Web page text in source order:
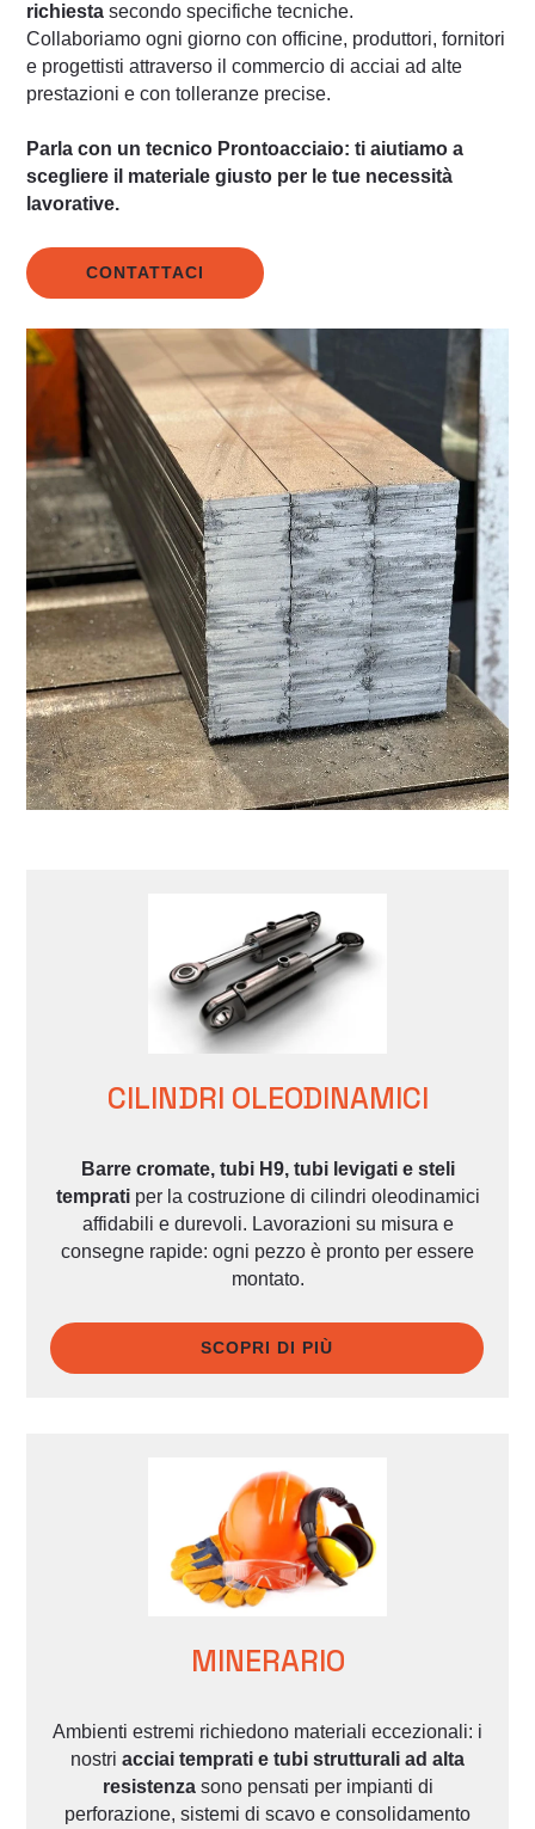
richiesta secondo specifiche tecniche.
Collaboriamo ogni giorno con officine, produttori, fornitori
e progettisti attraverso il commercio di acciai ad alte
prestazioni e con tolleranze precise.
Parla con un tecnico Prontoacciaio: ti aiutiamo a
scegliere il materiale giusto per le tue necessità
lavorative.
CONTATTACI
CILINDRI OLEODINAMICI
Barre cromate, tubi H9, tubi levigati e steli
tempratiper la costruzione di cilindri oleodinamici
affidabili e durevoli. Lavorazioni su misura e
consegne rapide: ogni pezzo è pronto per essere
montato.
SCOPRI DI PIÙ
MINERARIO
Ambienti estremi richiedono materiali eccezionali: i
nostri acciai temprati e tubi strutturali ad alta
resistenzasono pensati per impianti di
perforazione, sistemi di scavo e consolidamento